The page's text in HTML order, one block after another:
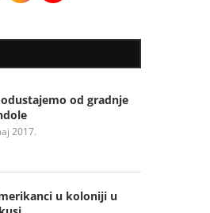
od gradnje
2017.
u koloniji u